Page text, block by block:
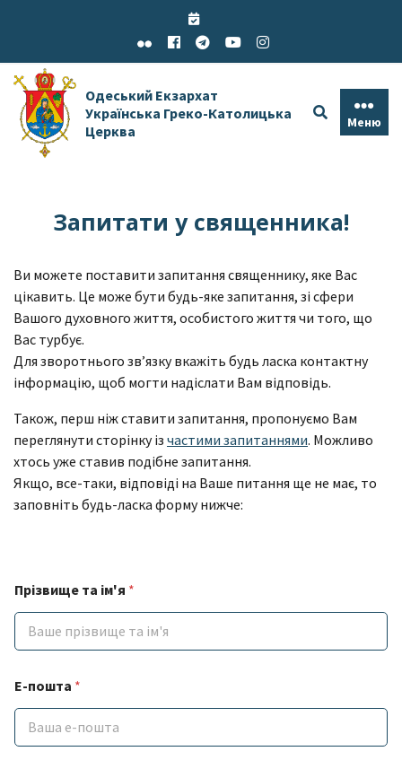
Одеський Екзархат
Українська Греко-Католицька
Церква
Меню
Запитати у священника!
Ви можете поставити запитання священнику, яке Вас
цікавить. Це може бути будь-яке запитання, зі сфери
Вашого духовного життя, особистого життя чи того, що
Вас турбує.
Для зворотнього зв’язку вкажіть будь ласка контактну
інформацію, щоб могти надіслати Вам відповідь.
Також, перш ніж ставити запитання, пропонуємо Вам
переглянути сторінку із частими запитаннями. Можливо
хтось уже ставив подібне запитання.
Якщо, все-таки, відповіді на Ваше питання ще не має, то
заповніть будь-ласка форму нижче:
Прізвище та ім'я *
E-пошта *